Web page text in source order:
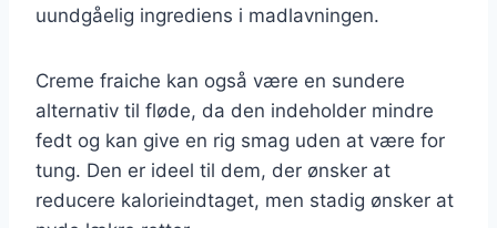
uundgåelig ingrediens i madlavningen.
Creme fraiche kan også være en sundere
alternativ til fløde, da den indeholder mindre
fedt og kan give en rig smag uden at være for
tung. Den er ideel til dem, der ønsker at
reducere kalorieindtaget, men stadig ønsker at